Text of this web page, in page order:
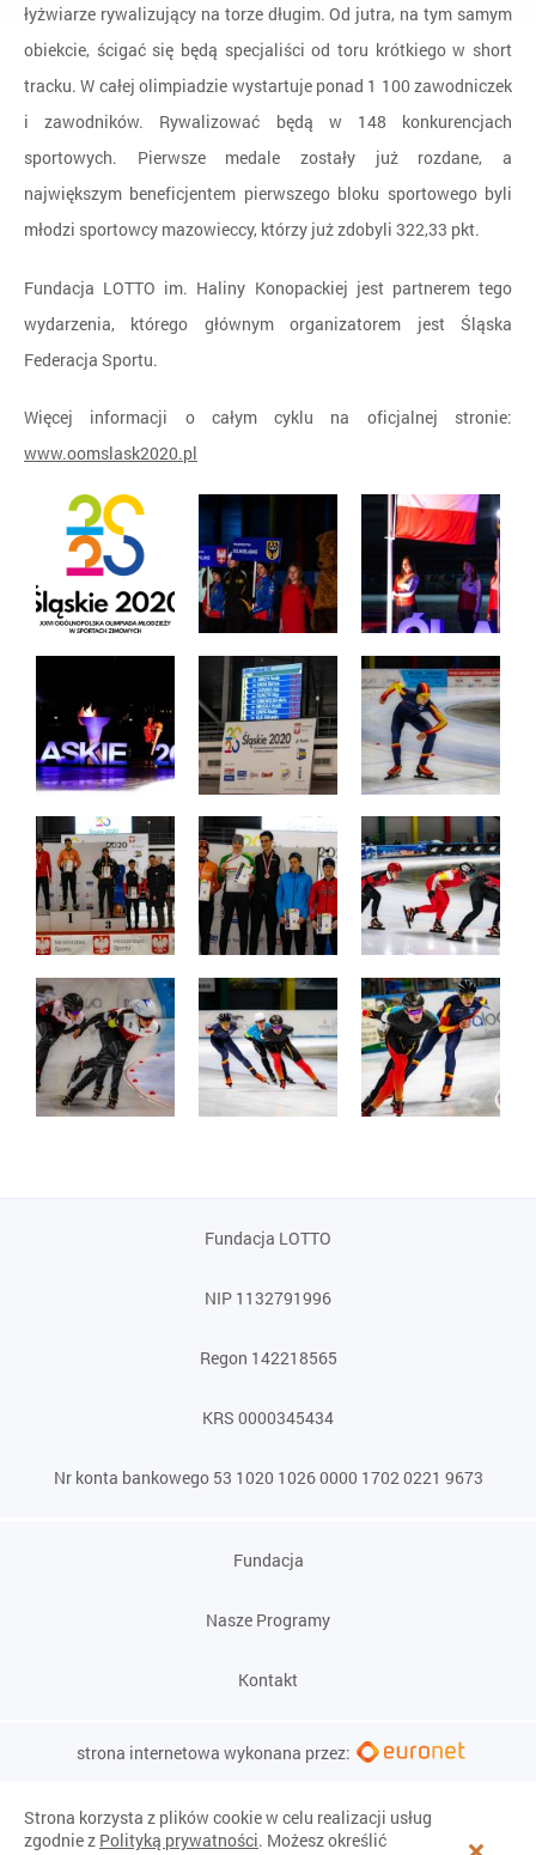
łyżwiarze rywalizujący na torze długim. Od jutra, na tym samym
obiekcie, ścigać się będą specjaliści od toru krótkiego w short
tracku. W całej olimpiadzie wystartuje ponad 1 100 zawodniczek
i zawodników. Rywalizować będą w 148 konkurencjach
sportowych. Pierwsze medale zostały już rozdane, a
największym beneficjentem pierwszego bloku sportowego byli
młodzi sportowcy mazowieccy, którzy już zdobyli 322,33 pkt.
Fundacja LOTTO im. Haliny Konopackiej jest partnerem tego
wydarzenia, którego głównym organizatorem jest Śląska
Federacja Sportu.
Więcej informacji o całym cyklu na oficjalnej stronie:
www.oomslask2020.pl
Fundacja LOTTO
NIP 1132791996
Regon 142218565
KRS 0000345434
Nr konta bankowego 53 1020 1026 0000 1702 0221 9673
Fundacja
Nasze Programy
Kontakt
strona internetowa wykonana przez:
Strona korzysta z plików cookie w celu realizacji usług
zgodnie z Polityką prywatności. Możesz określić